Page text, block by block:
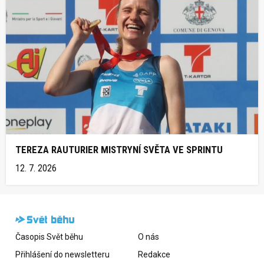
TEREZA RAUTURIER MISTRYNÍ SVĚTA VE SPRINTU
12. 7. 2026
Časopis Svět běhu
Přihlášení do newsletteru
O nás
Redakce